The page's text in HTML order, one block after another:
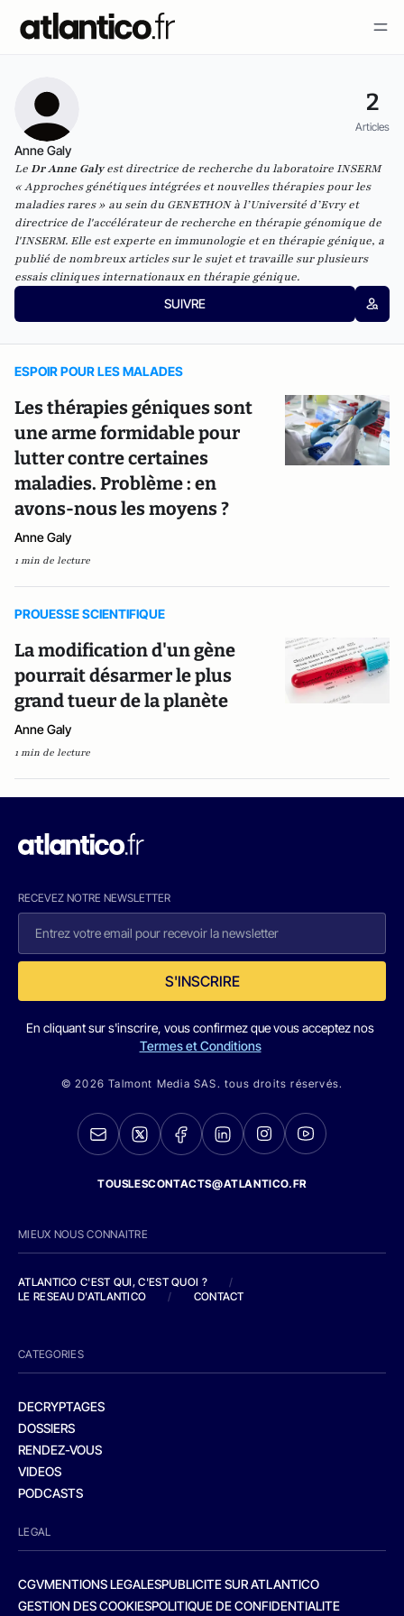
2
Articles
Anne Galy
LeDr Anne Galyest directrice de recherche du laboratoire INSERM
« Approches génétiques intégrées et nouvelles thérapies pour les
maladies rares » au sein du GENETHON à l’Université d’Evry et
directrice de l'accélérateur de recherche en thérapie génomique de
l'INSERM. Elle est experte en immunologie et en thérapie génique, a
publié de nombreux articles sur le sujet et travaille sur plusieurs
essais cliniques internationaux en thérapie génique.
SUIVRE
ESPOIR POUR LES MALADES
Les thérapies géniques sont
une arme formidable pour
lutter contre certaines
maladies. Problème : en
avons-nous les moyens ?
Anne Galy
1 min de lecture
PROUESSE SCIENTIFIQUE
La modification d'un gène
pourrait désarmer le plus
grand tueur de la planète
Anne Galy
1 min de lecture
RECEVEZ NOTRE NEWSLETTER
S'INSCRIRE
En cliquant sur s'inscrire, vous confirmez que vous acceptez nos
Termes et Conditions
© 2026 Talmont Media SAS. tous droits réservés.
TOUSLESCONTACTS@ATLANTICO.FR
MIEUX NOUS CONNAITRE
ATLANTICO C'EST QUI, C'EST QUOI ?
/
LE RESEAU D'ATLANTICO
/ CONTACT
CATEGORIES
DECRYPTAGES
DOSSIERS
RENDEZ-VOUS
VIDEOS
PODCASTS
LEGAL
CGVMENTIONS LEGALESPUBLICITE SUR ATLANTICO
GESTION DES COOKIESPOLITIQUE DE CONFIDENTIALITE